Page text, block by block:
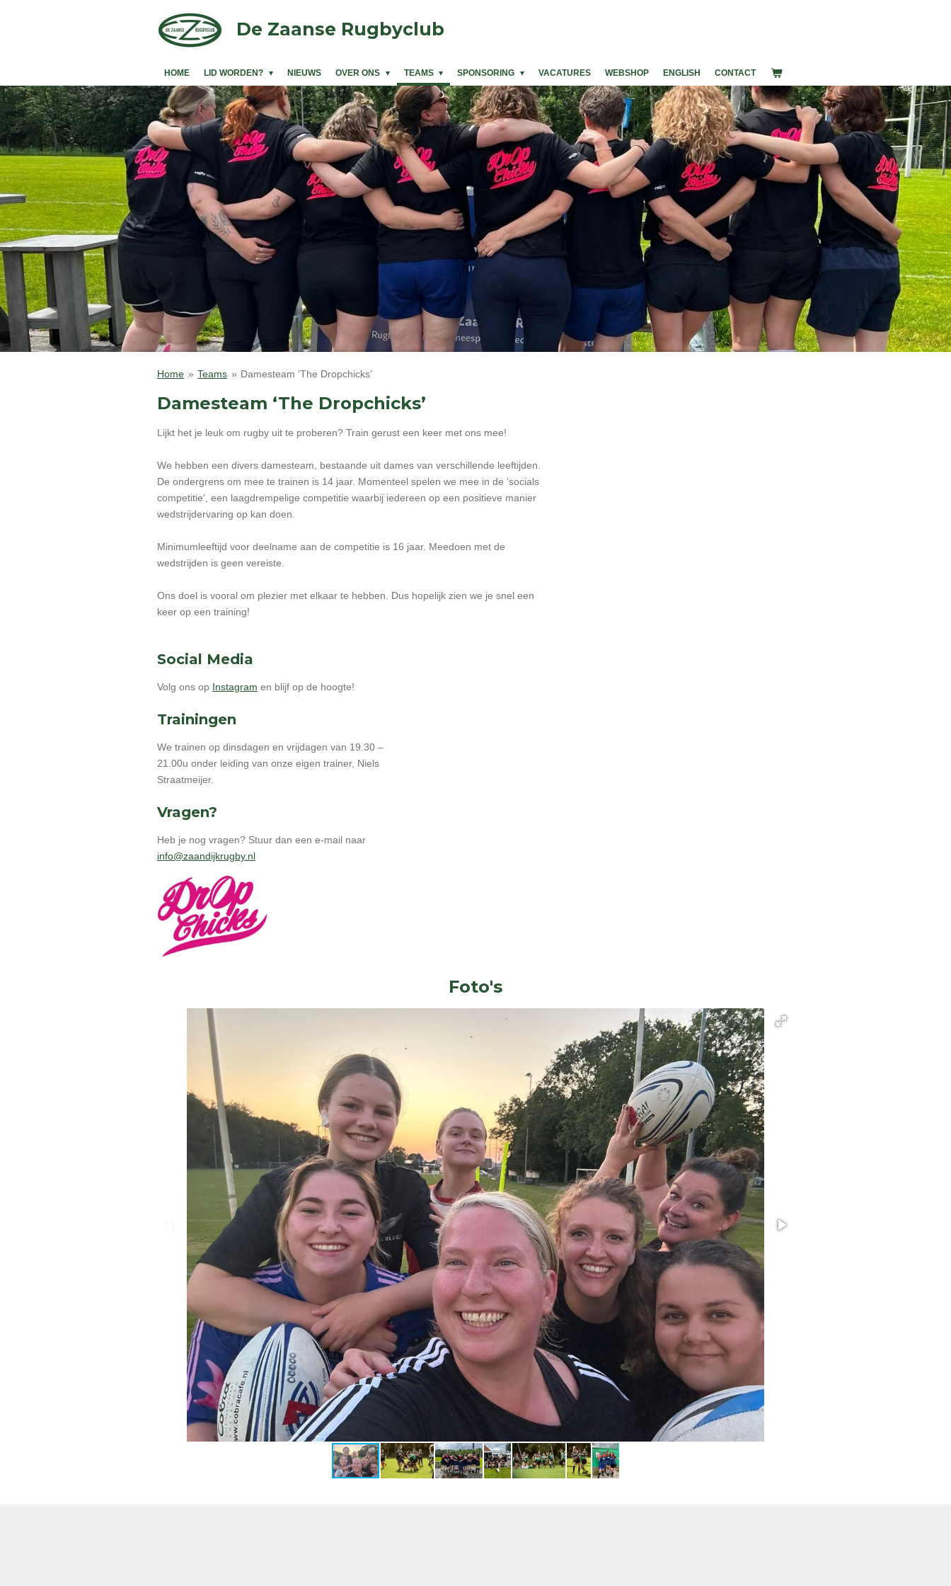
De Zaanse Rugbyclub
HOME LID WORDEN? NIEUWS OVER ONS TEAMS SPONSORING VACATURES WEBSHOP ENGLISH CONTACT
Home » Teams » Damesteam ‘The Dropchicks’
Damesteam ‘The Dropchicks’
Lijkt het je leuk om rugby uit te proberen? Train gerust een keer met ons mee!
We hebben een divers damesteam, bestaande uit dames van verschillende leeftijden.
De ondergrens om mee te trainen is 14 jaar. Momenteel spelen we mee in de ‘socials
competitie’, een laagdrempelige competitie waarbij iedereen op een positieve manier
wedstrijdervaring op kan doen.
Minimumleeftijd voor deelname aan de competitie is 16 jaar. Meedoen met de
wedstrijden is geen vereiste.
Ons doel is vooral om plezier met elkaar te hebben. Dus hopelijk zien we je snel een
keer op een training!
Social Media
Volg ons op Instagram en blijf op de hoogte!
Trainingen
We trainen op dinsdagen en vrijdagen van 19.30 –
21.00u onder leiding van onze eigen trainer, Niels
Straatmeijer.
Vragen?
Heb je nog vragen? Stuur dan een e-mail naar
info@zaandijkrugby.nl
Foto's